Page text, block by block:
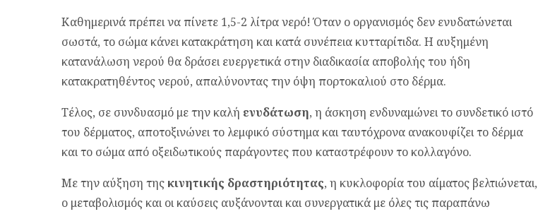
Καθημερινά πρέπει να πίνετε 1,5-2 λίτρα νερό! Όταν ο οργανισμός δεν ενυδατώνεται
σωστά, το σώμα κάνει κατακράτηση και κατά συνέπεια κυτταρίτιδα. Η αυξημένη
κατανάλωση νερού θα δράσει ευεργετικά στην διαδικασία αποβολής του ήδη
κατακρατηθέντος νερού, απαλύνοντας την όψη πορτοκαλιού στο δέρμα.
Τέλος, σε συνδυασμό με την καλή ενυδάτωση, η άσκηση ενδυναμώνει το συνδετικό ιστό
του δέρματος, αποτοξινώνει το λεμφικό σύστημα και ταυτόχρονα ανακουφίζει το δέρμα
και το σώμα από οξειδωτικούς παράγοντες που καταστρέφουν το κολλαγόνο.
Με την αύξηση της κινητικής δραστηριότητας, η κυκλοφορία του αίματος βελτιώνεται,
ο μεταβολισμός και οι καύσεις αυξάνονται και συνεργατικά με όλες τις παραπάνω